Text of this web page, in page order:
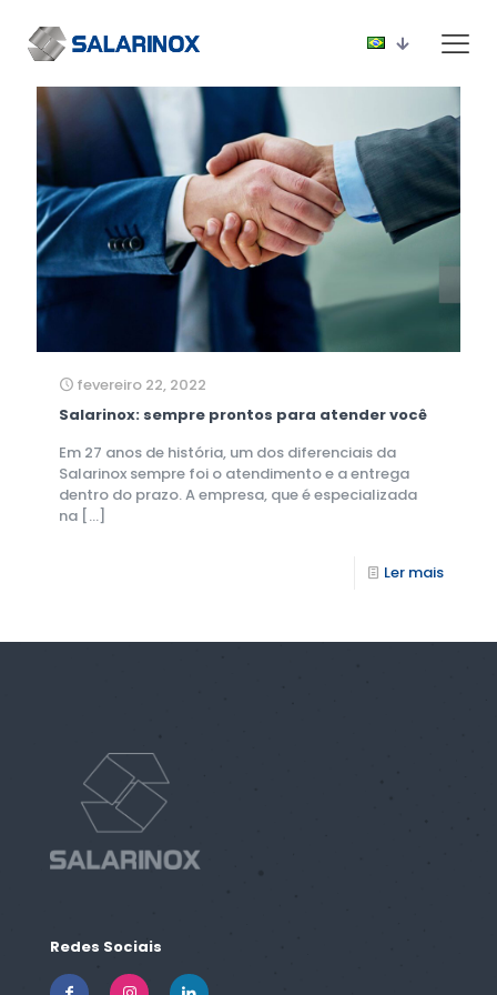
fevereiro 22, 2022
Salarinox: sempre prontos para atender você
Em 27 anos de história, um dos diferenciais da
Salarinox sempre foi o atendimento e a entrega
dentro do prazo. A empresa, que é especializada
na […]
Ler mais
Redes Sociais